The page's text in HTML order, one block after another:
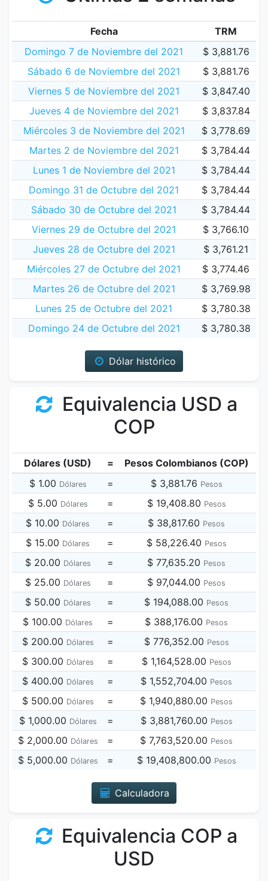
Fecha
TRM
Domingo 7 de Noviembre del 2021
$ 3,881.76
Sábado 6 de Noviembre del 2021
$ 3,881.76
Viernes 5 de Noviembre del 2021
$ 3,847.40
Jueves 4 de Noviembre del 2021
$ 3,837.84
Miércoles 3 de Noviembre del 2021
$ 3,778.69
Martes 2 de Noviembre del 2021
$ 3,784.44
Lunes 1 de Noviembre del 2021
$ 3,784.44
Domingo 31 de Octubre del 2021
$ 3,784.44
Sábado 30 de Octubre del 2021
$ 3,784.44
Viernes 29 de Octubre del 2021
$ 3,766.10
Jueves 28 de Octubre del 2021
$ 3,761.21
Miércoles 27 de Octubre del 2021
$ 3,774.46
Martes 26 de Octubre del 2021
$ 3,769.98
Lunes 25 de Octubre del 2021
$ 3,780.38
Domingo 24 de Octubre del 2021
$ 3,780.38
Dólar histórico
Equivalencia USD a
COP
Dólares (USD) =
Pesos Colombianos (COP)
$ 1.00 Dólares = $ 3,881.76 Pesos
$ 5.00 Dólares = $ 19,408.80 Pesos
$ 10.00 Dólares = $ 38,817.60 Pesos
$ 15.00 Dólares = $ 58,226.40 Pesos
$ 20.00 Dólares = $ 77,635.20 Pesos
$ 25.00 Dólares = $ 97,044.00 Pesos
$ 50.00 Dólares = $ 194,088.00 Pesos
$ 100.00 Dólares = $ 388,176.00 Pesos
$ 200.00 Dólares = $ 776,352.00 Pesos
$ 300.00 Dólares = $ 1,164,528.00 Pesos
$ 400.00 Dólares = $ 1,552,704.00 Pesos
$ 500.00 Dólares = $ 1,940,880.00 Pesos
$ 1,000.00 Dólares = $ 3,881,760.00 Pesos
$ 2,000.00 Dólares = $ 7,763,520.00 Pesos
$ 5,000.00 Dólares = $ 19,408,800.00 Pesos
Calculadora
Equivalencia COP a
USD